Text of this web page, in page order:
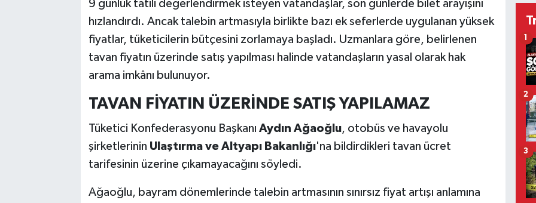
9 günlük tatili değerlendirmek isteyen vatandaşlar, son günlerde bilet arayışını
hızlandırdı. Ancak talebin artmasıyla birlikte bazı ek seferlerde uygulanan yüksek
fiyatlar, tüketicilerin bütçesini zorlamaya başladı. Uzmanlara göre, belirlenen
tavan fiyatın üzerinde satış yapılması halinde vatandaşların yasal olarak hak
arama imkânı bulunuyor.
TAVAN FİYATIN ÜZERİNDE SATIŞ YAPILAMAZ
Tüketici Konfederasyonu Başkanı Aydın Ağaoğlu, otobüs ve havayolu
şirketlerinin Ulaştırma ve Altyapı Bakanlığı'na bildirdikleri tavan ücret
tarifesinin üzerine çıkamayacağını söyledi.
Ağaoğlu, bayram dönemlerinde talebin artmasının sınırsız fiyat artışı anlamına
1
2
3